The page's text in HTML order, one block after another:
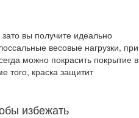
вы получите идеально
весовые нагрузки, при
можно покрасить покрытие в
того, краска защитит
избежать